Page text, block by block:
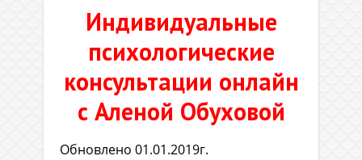
Индивидуальные
психологические
консультации онлайн
с Аленой Обуховой
Обновлено 01.01.2019г.